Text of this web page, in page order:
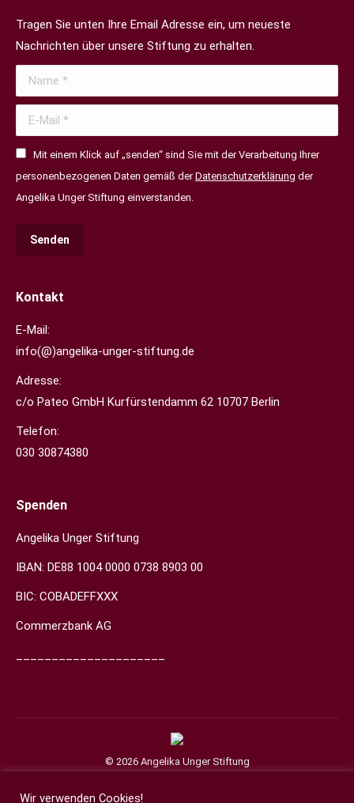
Tragen Sie unten Ihre Email Adresse ein, um neueste
Nachrichten über unsere Stiftung zu erhalten.
Name *
E-Mail *
Mit einem Klick auf „senden“ sind Sie mit der Verarbeitung Ihrer
personenbezogenen Daten gemäß derDatenschutzerklärung der
Angelika Unger Stiftung einverstanden.
Senden
Kontakt
E-Mail:
info(@)angelika-unger-stiftung.de
Adresse:
c/o Pateo GmbH Kurfürstendamm 62 10707 Berlin
Telefon:
030 30874380
Spenden
Angelika Unger Stiftung
IBAN: DE88 1004 0000 0738 8903 00
BIC: COBADEFFXXX
Commerzbank AG
© 2026 Angelika Unger Stiftung
Wir verwenden Cookies!